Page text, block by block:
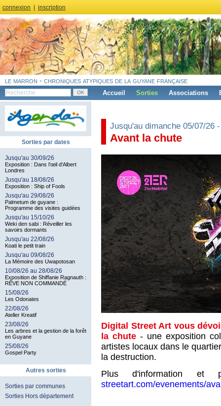
connexion inscription
le marron - chroniques atypiques de la guyane française
Accueil Sorties Associations
Sorties par dates
Jusqu'au 30/09/26
Exposition : Dans l’œil d'Albert
Londres
Jusqu'au 18/08/26
Exposition : Ship of Fools
Jusqu'au 29/08/26
Palmetum de guyane :
Programme des visites guidées
Jusqu'au 15/10/26
Weki den sabi : Réveiller les
savoirs dormants
Jusqu'au 22/08/26
Koati le petit train
Jusqu'au 09/08/26
La Mémoire des Uwapotosan
10/08/26 au 28/08/26
Exposition de Shiffanie Ragnauth :
RÊVE NON COMMANDÉ
15/08/26
Les Odonates
22/08/26
Ateller Kreatif
23/08/26
Les arbres et la gestion de la forêt
en Guyane
25/08/26
Gospel Party
Autres sorties
Sorties par communes
Sorties Hors département
Jusqu'au dimanche 05/07/26
Avant la chute
Digital Street Art vous
la chute- une exposition
artistes locaux dans le
la destruction.
Plus d'information et
streetart.com/evenements/